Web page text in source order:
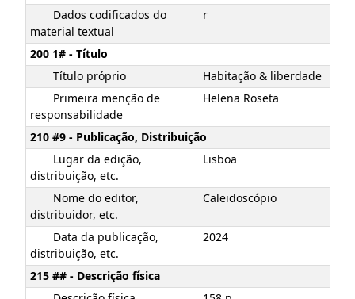
Dados codificados do
material textual
r
200 1# - Título
Título próprio
Habitação & liberdade
Primeira menção de
responsabilidade
Helena Roseta
210 #9 - Publicação, Distribuição
Lugar da edição,
distribuição, etc.
Lisboa
Nome do editor,
distribuidor, etc.
Caleidoscópio
Data da publicação,
distribuição, etc.
2024
215 ## - Descrição física